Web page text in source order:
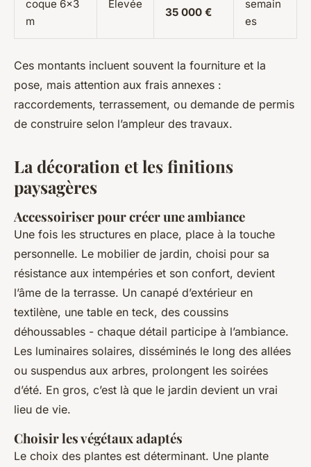
coque 6x3
m
Élevée
35 000 €
semain
es
Ces montants incluent souvent la fourniture et la
pose, mais attention aux frais annexes :
raccordements, terrassement, ou demande de permis
de construire selon l’ampleur des travaux.
La décoration et les finitions
paysagères
Accessoiriser pour créer une ambiance
Une fois les structures en place, place à la touche
personnelle. Le mobilier de jardin, choisi pour sa
résistance aux intempéries et son confort, devient
l’âme de la terrasse. Un canapé d’extérieur en
textilène, une table en teck, des coussins
déhoussables - chaque détail participe à l’ambiance.
Les luminaires solaires, disséminés le long des allées
ou suspendus aux arbres, prolongent les soirées
d’été. En gros, c’est là que le jardin devient un vrai
lieu de vie.
Choisir les végétaux adaptés
Le choix des plantes est déterminant. Une plante